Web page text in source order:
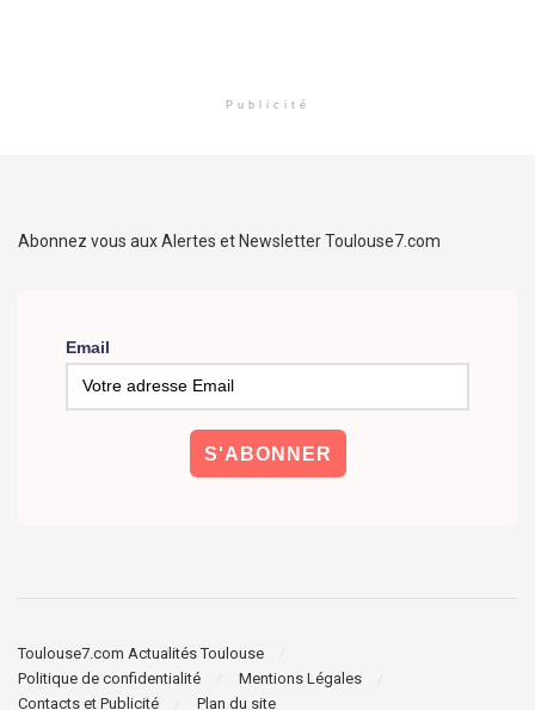
Publicité
Abonnez vous aux Alertes et Newsletter Toulouse7.com
Email
Toulouse7.com Actualités Toulouse
Politique de confidentialité
Mentions Légales
Contacts et Publicité
Plan du site